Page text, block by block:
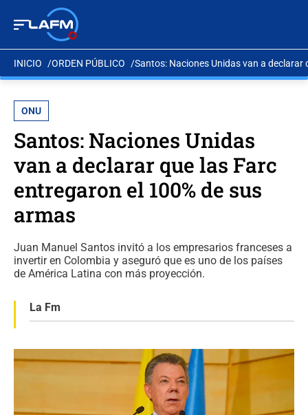
INICIO ORDEN PÚBLICO Santos: Naciones Unidas van a declarar
ONU
Santos: Naciones Unidas
van a declarar que las Farc
entregaron el 100% de sus
armas
Juan Manuel Santos invitó a los empresarios franceses a
invertir en Colombia y aseguró que es uno de los países
de América Latina con más proyección.
La Fm